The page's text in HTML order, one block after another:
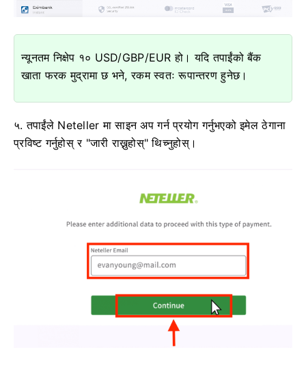
न्यूनतम निक्षेप १० USD/GBP/EUR हो। यदि तपाईंको बैंक
खाता फरक मुद्रामा छ भने, रकम स्वतः रूपान्तरण हुनेछ।
५. तपाईंले Neteller मा साइन अप गर्न प्रयोग गर्नुभएको इमेल ठेगाना
प्रविष्ट गर्नुहोस् र "जारी राख्नुहोस्" थिच्नुहोस्।